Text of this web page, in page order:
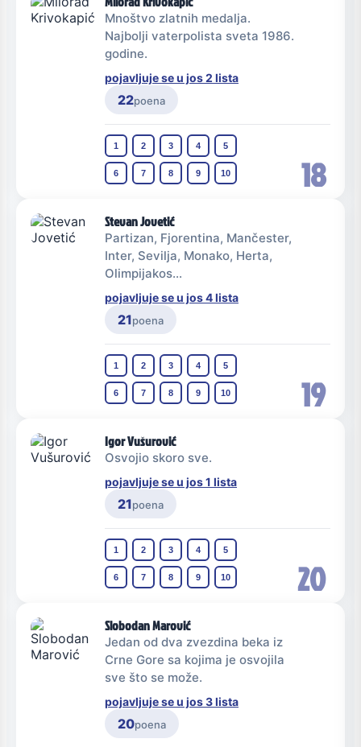
18
Mnoštvo zlatnih medalja.
Najbolji vaterpolista sveta 1986.
godine.
pojavljuje se u jos 2 lista
22poena
1 2 3 4 5
6 7 8 9 10
19
Stevan Jovetić
Partizan, Fjorentina, Mančester,
Inter, Sevilja, Monako, Herta,
Olimpijakos...
pojavljuje se u jos 4 lista
21poena
1 2 3 4 5
6 7 8 9 10
20
Igor Vušurović
Osvojio skoro sve.
pojavljuje se u jos 1 lista
21poena
1 2 3 4 5
6 7 8 9 10
Slobodan Marović
Jedan od dva zvezdina beka iz
Crne Gore sa kojima je osvojila
sve što se može.
pojavljuje se u jos 3 lista
20poena